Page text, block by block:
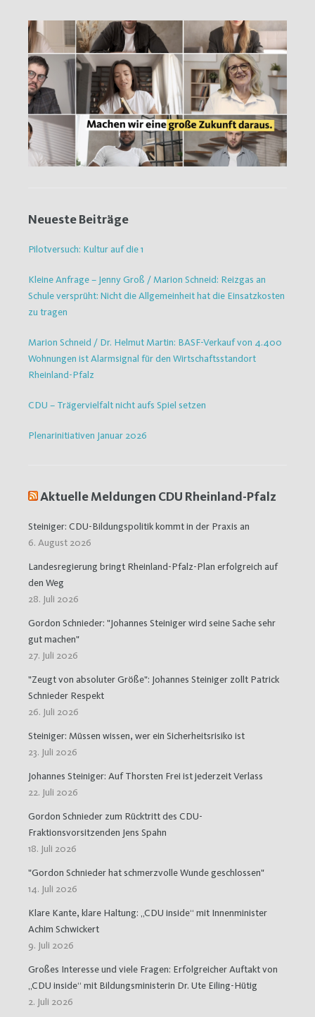
Neueste Beiträge
Pilotversuch: Kultur auf die 1
Kleine Anfrage – Jenny Groß / Marion Schneid: Reizgas an
Schule versprüht: Nicht die Allgemeinheit hat die Einsatzkosten
zu tragen
Marion Schneid / Dr. Helmut Martin: BASF-Verkauf von 4.400
Wohnungen ist Alarmsignal für den Wirtschaftsstandort
Rheinland-Pfalz
CDU – Trägervielfalt nicht aufs Spiel setzen
Plenarinitiativen Januar 2026
Aktuelle Meldungen CDU Rheinland-Pfalz
Steiniger: CDU-Bildungspolitik kommt in der Praxis an
6. August 2026
Landesregierung bringt Rheinland-Pfalz-Plan erfolgreich auf
den Weg
28. Juli 2026
Gordon Schnieder: "Johannes Steiniger wird seine Sache sehr
gut machen"
27. Juli 2026
"Zeugt von absoluter Größe": Johannes Steiniger zollt Patrick
Schnieder Respekt
26. Juli 2026
Steiniger: Müssen wissen, wer ein Sicherheitsrisiko ist
23. Juli 2026
Johannes Steiniger: Auf Thorsten Frei ist jederzeit Verlass
22. Juli 2026
Gordon Schnieder zum Rücktritt des CDU-
Fraktionsvorsitzenden Jens Spahn
18. Juli 2026
"Gordon Schnieder hat schmerzvolle Wunde geschlossen"
14. Juli 2026
Klare Kante, klare Haltung: „CDU inside“ mit Innenminister
Achim Schwickert
9. Juli 2026
Großes Interesse und viele Fragen: Erfolgreicher Auftakt von
„CDU inside“ mit Bildungsministerin Dr. Ute Eiling-Hütig
2. Juli 2026